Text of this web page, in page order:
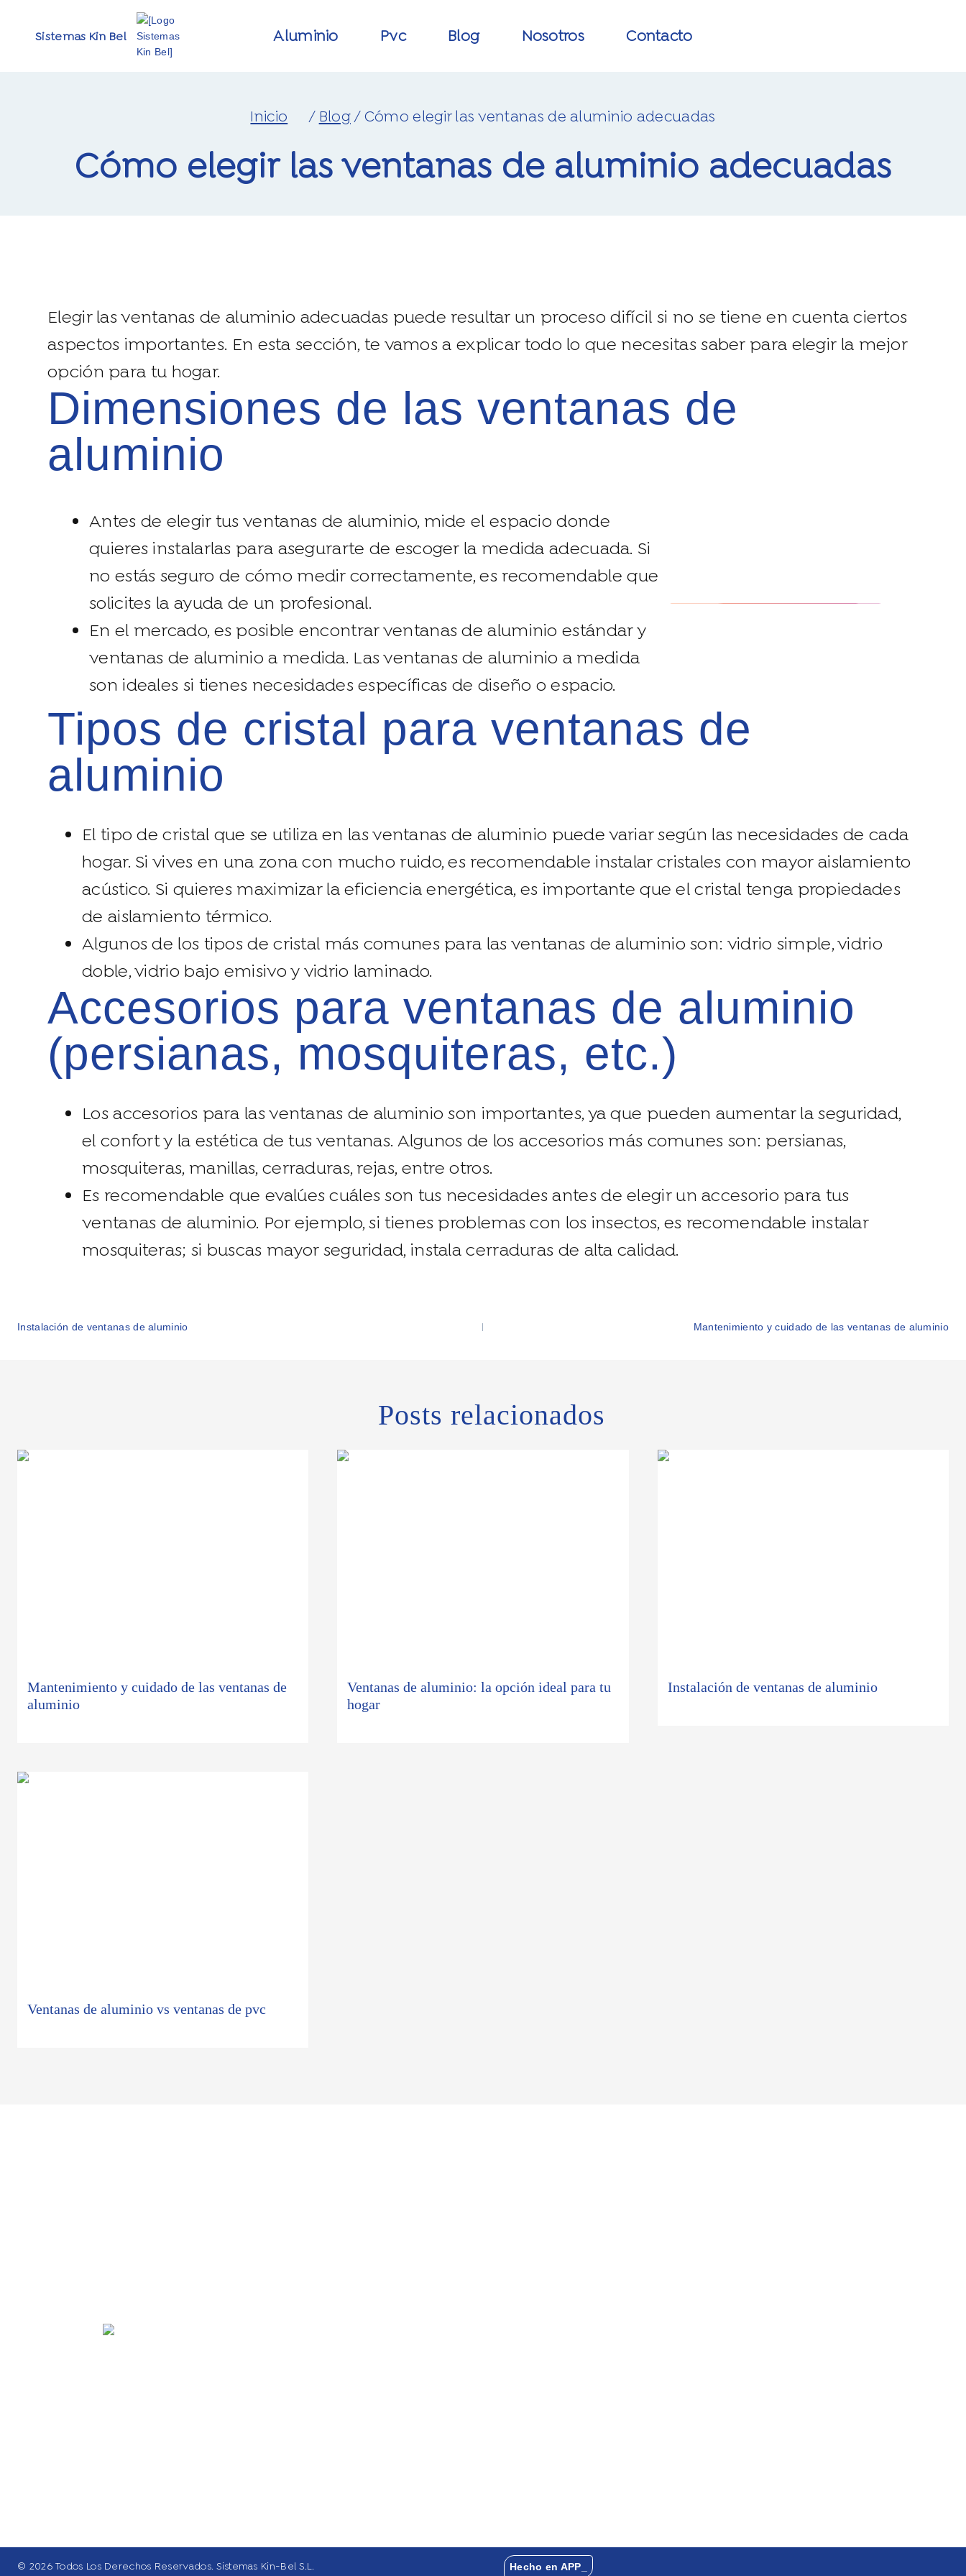
Sistemas Kin Bel aluminio pvc blog nosotros contacto
/ Blog/Cómo elegir las ventanas de aluminio adecuadas
cómo elegir las ventanas de aluminio adecuadas
Elegir las ventanas de aluminio adecuadas puede resultar un proceso difícil si no se tiene en cuenta ciertos
aspectos importantes. En esta sección, te vamos a explicar todo lo que necesitas saber para elegir la mejor
opción para tu hogar.
dimensiones de las ventanas de
aluminio
Antes de elegir tus ventanas de aluminio, mide el espacio donde
quieres instalarlas para asegurarte de escoger la medida adecuada. Si
no estás seguro de cómo medir correctamente, es recomendable que
solicites la ayuda de un profesional.
En el mercado, es posible encontrar ventanas de aluminio estándar y
ventanas de aluminio a medida. Las ventanas de aluminio a medida
son ideales si tienes necesidades específicas de diseño o espacio.
tipos de cristal para ventanas de
aluminio
El tipo de cristal que se utiliza en las ventanas de aluminio puede variar según las necesidades de cada
hogar. Si vives en una zona con mucho ruido, es recomendable instalar cristales con mayor aislamiento
acústico. Si quieres maximizar la eficiencia energética, es importante que el cristal tenga propiedades
de aislamiento térmico.
Algunos de los tipos de cristal más comunes para las ventanas de aluminio son: vidrio simple, vidrio
doble, vidrio bajo emisivo y vidrio laminado.
accesorios para ventanas de aluminio
(persianas, mosquiteras, etc.)
Los accesorios para las ventanas de aluminio son importantes, ya que pueden aumentar la seguridad,
el confort y la estética de tus ventanas. Algunos de los accesorios más comunes son: persianas,
mosquiteras, manillas, cerraduras, rejas, entre otros.
Es recomendable que evalúes cuáles son tus necesidades antes de elegir un accesorio para tus
ventanas de aluminio. Por ejemplo, si tienes problemas con los insectos, es recomendable instalar
mosquiteras; si buscas mayor seguridad, instala cerraduras de alta calidad.
Instalación de ventanas de aluminio Mantenimiento y cuidado de las ventanas de aluminio
mantenimiento y cuidado de las ventanas de
aluminio
ventanas de aluminio: la opción ideal para tu
hogar
instalación de ventanas de aluminio
ventanas de aluminio vs ventanas de pvc
© 2026 Todos Los Derechos Reservados. Sistemas Kin-Bel S.L. Hecho en APP_